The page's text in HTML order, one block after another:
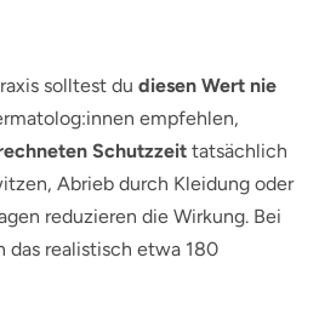
solltest du diesen Wert nie
empfehlen,
Schutzzeit tatsächlich
Abrieb durch Kleidung oder
reduzieren die Wirkung. Bei
das realistisch etwa 180